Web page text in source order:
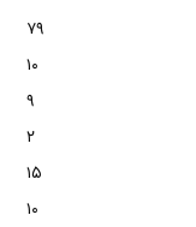
۷۹
۱۰
۹
۲
۱۵
۱۰